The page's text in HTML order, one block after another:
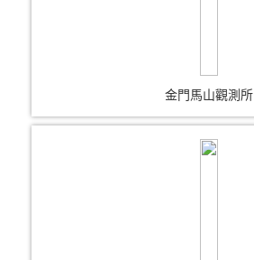
金門馬山觀測所